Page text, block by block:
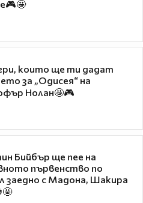
които ще ти дадат
за „Одисея“ на
Нолан🤩🎮
Бийбър ще пее на
първенство по
заедно с Мадона, Шакира